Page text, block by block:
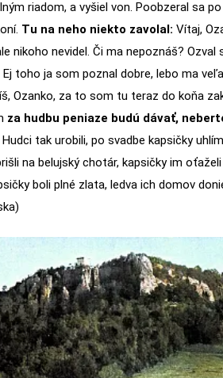
riadom, a vyšiel von. Poobzeral sa
Tu na neho niekto zavolal: Vítaj,
nikoho nevidel. Či ma nepoznáš? Ozval
Ej toho ja som poznal dobre, lebo ma
Ozanko, za to som tu teraz do koňa
za hudbu peniaze budú dávať,
tak urobili, po svadbe kapsičky
na belujský chotár, kapsičky im
boli plné zlata, ledva ich domov